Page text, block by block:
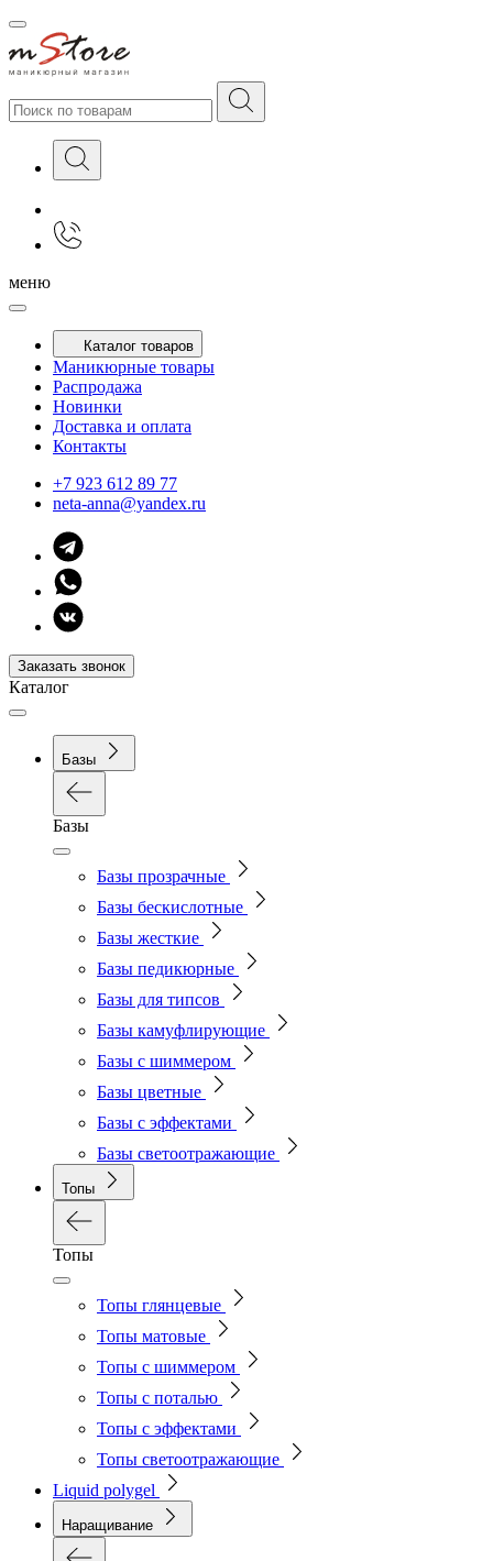
меню
Каталог товаров
Маникюрные товары
Распродажа
Новинки
Доставка и оплата
Контакты
+7 923 612 89 77
neta-anna@yandex.ru
Заказать звонок
Каталог
Базы
Базы
Базы прозрачные
Базы бескислотные
Базы жесткие
Базы педикюрные
Базы для типсов
Базы камуфлирующие
Базы с шиммером
Базы цветные
Базы с эффектами
Базы светоотражающие
Топы
Топы
Топы глянцевые
Топы матовые
Топы с шиммером
Топы с поталью
Топы с эффектами
Топы светоотражающие
Liquid polygel
Наращивание